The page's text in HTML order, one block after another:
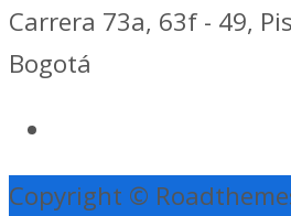
Carrera 73a, 63f - 49,
Bogotá
Copyright ©